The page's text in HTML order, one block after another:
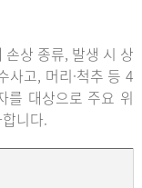
상 종류, 발생 시 상
사고, 머리·척추 등 4
를 대상으로 주요 위
니다.